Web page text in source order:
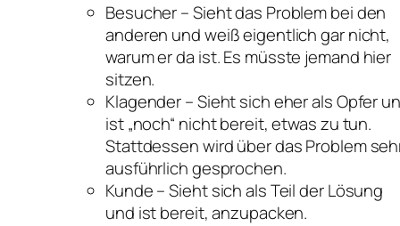
Besucher – Sieht das Problem bei den
anderen und weiß eigentlich gar nicht,
warum er da ist. Es müsste jemand hier
sitzen.
Klagender – Sieht sich eher als Opfer
ist „noch“ nicht bereit, etwas zu tun.
Stattdessen wird über das Problem
ausführlich gesprochen.
Kunde – Sieht sich als Teil der Lösung
und ist bereit, anzupacken.